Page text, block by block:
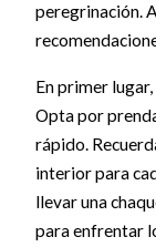
peregrinación.
En primer
Opta por
rápido.
interior para
llevar una
para enfrentar